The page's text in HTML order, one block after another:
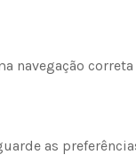
navegação
as